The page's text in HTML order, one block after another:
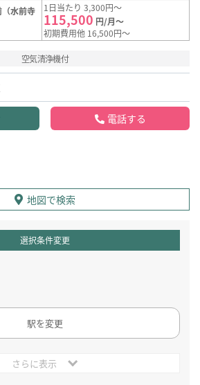
水前寺
1日当たり 3,300円～
115,500 円/月～
初期費用他 16,500円～
空気清浄機付
電話する
地図で検索
選択条件変更
駅を変更
さらに表示